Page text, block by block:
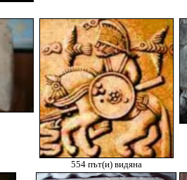
554 път(и) видяна